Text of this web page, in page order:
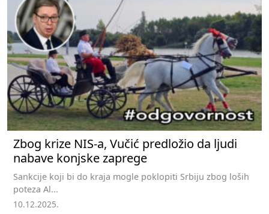
Zbog krize NIS-a, Vučić predložio da ljudi
nabave konjske zaprege
Sankcije koji bi do kraja mogle poklopiti Srbiju zbog loših
poteza Al...
10.12.2025.